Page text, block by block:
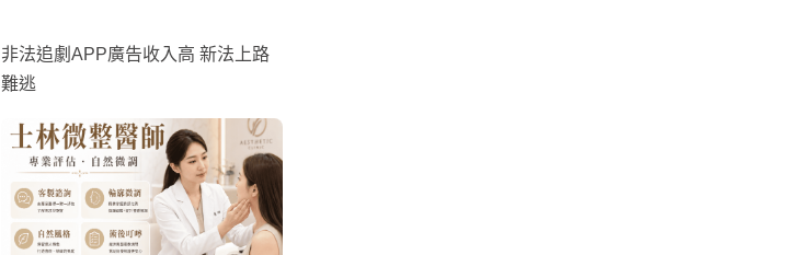
非法追劇APP廣告收入高 新法上路
難逃